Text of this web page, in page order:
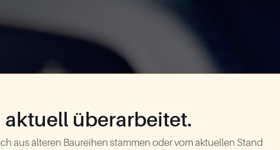
überarbeitet.
aus älteren Baureihen stammen oder vom aktuellen Stand